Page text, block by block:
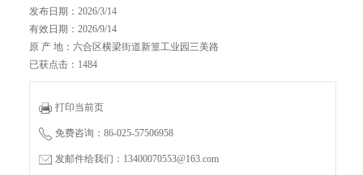
发布日期：2026/3/14
有效日期：2026/9/14
原 产 地：六合区横梁街道新篁工业园三美路
已获点击：1484
打印当前页
免费咨询：86-025-57506958
发邮件给我们：13400070553@163.com